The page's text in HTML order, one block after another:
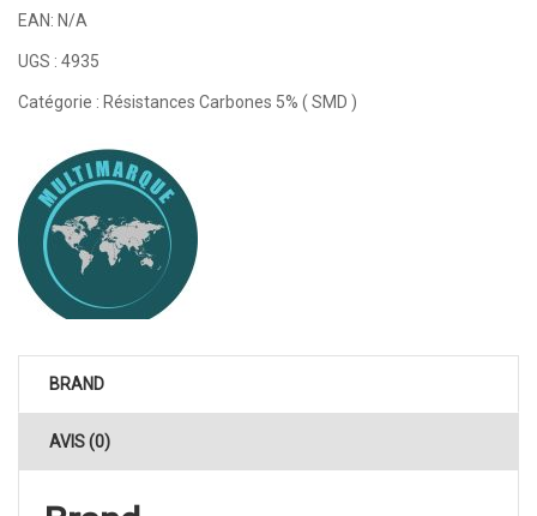
EAN: N/A
UGS : 4935
Catégorie : Résistances Carbones 5% ( SMD )
BRAND
AVIS (0)